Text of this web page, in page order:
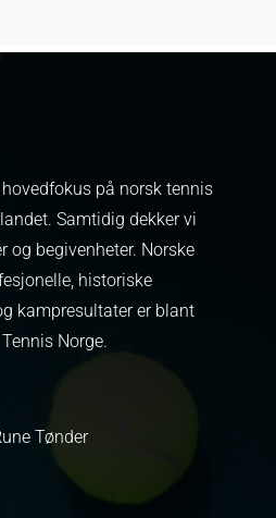
på norsk tennis
Samtidig dekker vi
og begivenheter. Norske
historiske
kampresultater er blant
Norge.
Tønder